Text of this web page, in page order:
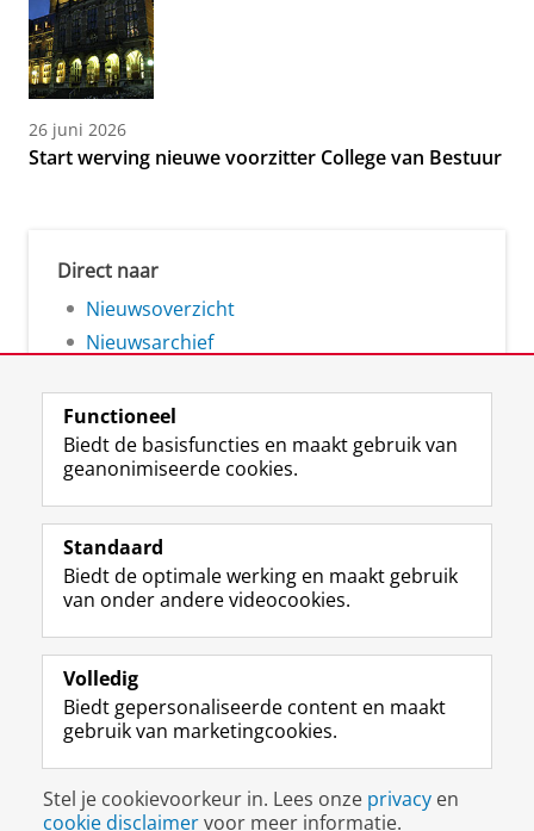
26 juni 2026
Start werving nieuwe voorzitter College van Bestuur
Direct naar
Nieuwsoverzicht
Nieuwsarchief
Volg de RUG
F
a
e
b
o
p
a
i
n
a
L
i
k
e
I
-
p
g
i
n
R
S
-
f
e
R
k
s
u
I
n
t
r
m
c
c
o
Y
o
T
e
k
a
a
Studiekiezers
Alumni
Over ons
Disclaimer & Copyright Privacy
Cookies
Inloggen
Functioneel
Biedt de basisfuncties en maakt gebruik van
geanonimiseerde cookies.
Standaard
Biedt de optimale werking en maakt gebruik
van onder andere videocookies.
Volledig
Biedt gepersonaliseerde content en maakt
gebruik van marketingcookies.
Stel je cookievoorkeur in. Lees onze privacy en
cookie disclaimervoor meer informatie.